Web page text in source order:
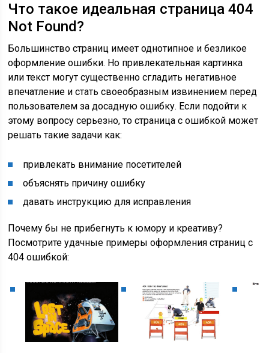
Что такое идеальная страница 404
Not Found?
Большинство страниц имеет однотипное и безликое
оформление ошибки. Но привлекательная картинка
или текст могут существенно сгладить негативное
впечатление и стать своеобразным извинением перед
пользователем за досадную ошибку. Если подойти к
этому вопросу серьезно, то страница с ошибкой может
решать такие задачи как:
привлекать внимание посетителей
объяснять причину ошибку
давать инструкцию для исправления
Почему бы не прибегнуть к юмору и креативу?
Посмотрите удачные примеры оформления страниц с
404 ошибкой: